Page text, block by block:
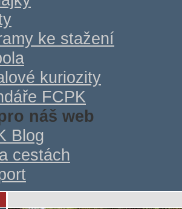
ke stažení
kuriozity
FCPK
náš web
Blog
cestách